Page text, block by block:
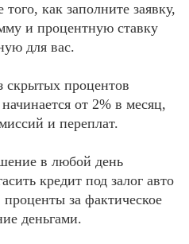
как заполните заявку,
и процентную ставку
для вас.
скрытых процентов
от 2% в месяц,
и переплат.
в любой день
кредит под залог авто
за фактическое
деньгами.